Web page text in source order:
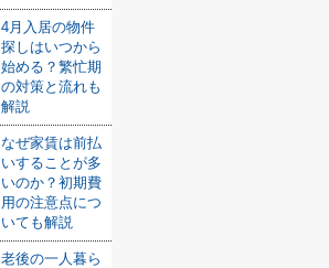
4月入居の物件
探しはいつから
始める？繁忙期
の対策と流れも
解説
なぜ家賃は前払
いすることが多
いのか？初期費
用の注意点につ
いても解説
老後の一人暮ら